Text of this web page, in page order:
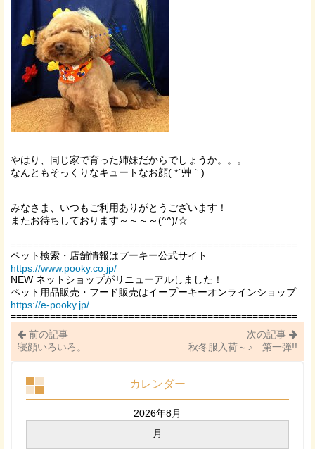
やはり、同じ家で育った姉妹だからでしょうか。。。
なんともそっくりなキュートなお顔( *´艸｀)
みなさま、いつもご利用ありがとうございます！
またお待ちしております～～～～(^^)/☆
===================================================
ペット検索・店舗情報はプーキー公式サイト
https://www.pooky.co.jp/
NEW ネットショップがリニューアルしました！
ペット用品販売・フード販売はイープーキーオンラインショップ
https://e-pooky.jp/
===================================================
前の記事
寝顔いろいろ。
次の記事
秋冬服入荷～♪ 第一弾!!
カレンダー
2026年8月
月